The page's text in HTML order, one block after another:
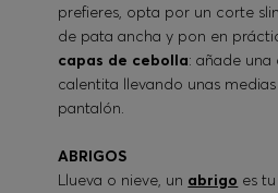
prefieres, opta por un corte
de pata ancha y pon en
capas de cebolla: añade
calentita llevando unas
pantalón.
ABRIGOS
Llueva o nieve, un abrigo es